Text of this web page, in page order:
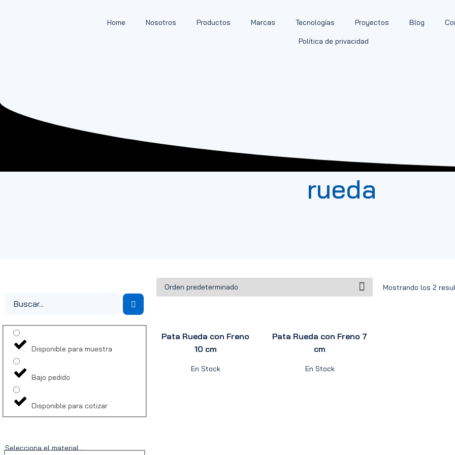
Home Nosotros Productos Marcas Tecnologías Proyectos Blog
Política de privacidad
rueda
Disponible para muestra
Bajo pedido
Disponible para cotizar
Selecciona el material...
Mostrando los 2
Pata Rueda con Freno
10 cm
En Stock
Pata Rueda con Freno 7
cm
En Stock